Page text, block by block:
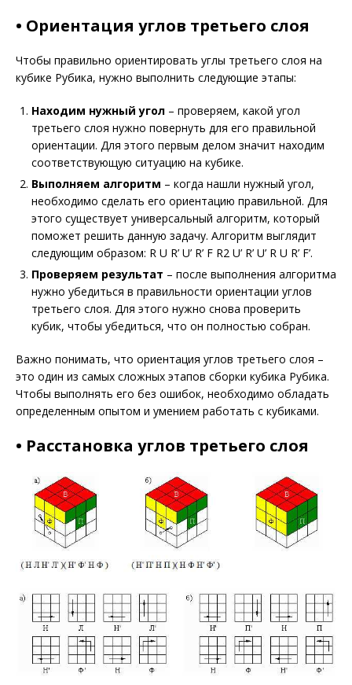
• Ориентация углов третьего слоя
Чтобы правильно ориентировать углы третьего слоя на
кубике Рубика, нужно выполнить следующие этапы:
Находим нужный угол – проверяем, какой угол
третьего слоя нужно повернуть для его правильной
ориентации. Для этого первым делом значит находим
соответствующую ситуацию на кубике.
Выполняем алгоритм – когда нашли нужный угол,
необходимо сделать его ориентацию правильной. Для
этого существует универсальный алгоритм, который
поможет решить данную задачу. Алгоритм выглядит
следующим образом: R U R’ U’ R’ F R2 U’ R’ U’ R U R’ F’.
Проверяем результат – после выполнения алгоритма
нужно убедиться в правильности ориентации углов
третьего слоя. Для этого нужно снова проверить
кубик, чтобы убедиться, что он полностью собран.
Важно понимать, что ориентация углов третьего слоя –
это один из самых сложных этапов сборки кубика Рубика.
Чтобы выполнять его без ошибок, необходимо обладать
определенным опытом и умением работать с кубиками.
• Расстановка углов третьего слоя